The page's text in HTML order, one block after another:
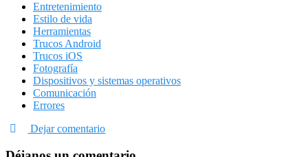
Entretenimiento
Estilo de vida
Herramientas
Trucos Android
Trucos iOS
Fotografía
Dispositivos y sistemas operativos
Comunicación
Errores
Dejar comentario